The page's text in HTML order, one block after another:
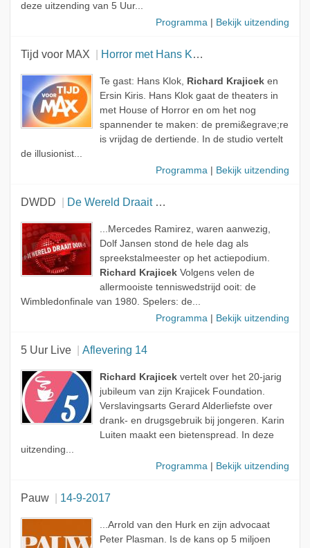
deze uitzending van 5 Uur...
Programma
Bekijk uitzending
Tijd voor MAX Horror met Hans Klok
Te gast: Hans Klok, Richard Krajiceken
Ersin Kiris. Hans Klok gaat de theaters in
met House of Horror en om het nog
spannender te maken: de premi&egrave;re
is vrijdag de dertiende. In de studio vertelt
de illusionist...
Programma
Bekijk uitzending
DWDD De Wereld Draait Door
...Mercedes Ramirez, waren aanwezig,
Dolf Jansen stond de hele dag als
spreekstalmeester op het actiepodium.
Richard KrajicekVolgens velen de
allermooiste tenniswedstrijd ooit: de
Wimbledonfinale van 1980. Spelers: de...
Programma
Bekijk uitzending
5 Uur Live Aflevering 14
Richard Krajicekvertelt over het 20-jarig
jubileum van zijn Krajicek Foundation.
Verslavingsarts Gerard Alderliefste over
drank- en drugsgebruik bij jongeren. Karin
Luiten maakt een bietenspread. In deze
uitzending...
Programma
Bekijk uitzending
Pauw 14-9-2017
...Arrold van den Hurk en zijn advocaat
Peter Plasman. Is de kans op 5 miljoen